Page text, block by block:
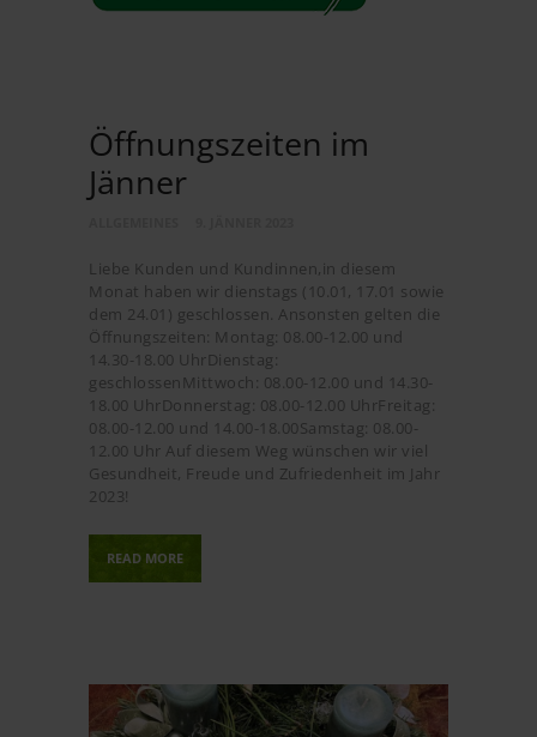
Öffnungszeiten im
Jänner
Liebe Kunden und Kundinnen,in diesem
Monat haben wir dienstags (10.01, 17.01 sowie
dem 24.01) geschlossen. Ansonsten gelten die
Öffnungszeiten: Montag: 08.00-12.00 und
14.30-18.00 UhrDienstag:
geschlossenMittwoch: 08.00-12.00 und 14.30-
18.00 UhrDonnerstag: 08.00-12.00 UhrFreitag:
08.00-12.00 und 14.00-18.00Samstag: 08.00-
12.00 Uhr Auf diesem Weg wünschen wir viel
Gesundheit, Freude und Zufriedenheit im Jahr
2023!
READ MORE